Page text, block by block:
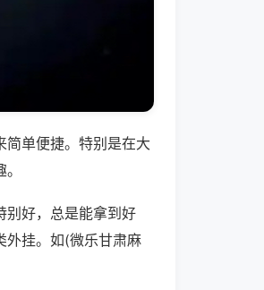
简单便捷。特别是在大
别好，总是能拿到好
外挂。如(微乐甘肃麻